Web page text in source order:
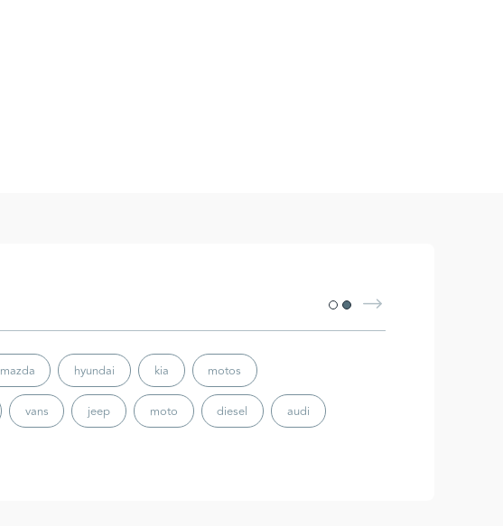
mazda hyundai kia motos
vans jeep moto diesel audi